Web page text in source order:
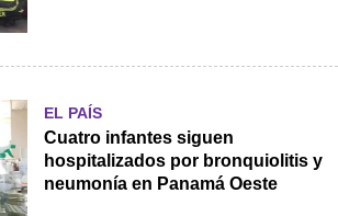
EL PAÍS
Cuatro infantes siguen
hospitalizados por bronquiolitis y
neumonía en Panamá Oeste